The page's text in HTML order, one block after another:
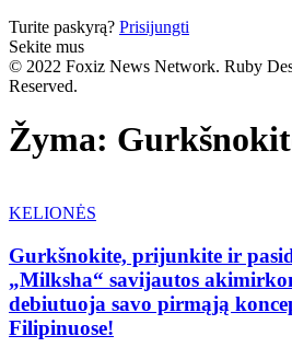
Turite paskyrą? Prisijungti
Sekite mus
© 2022 Foxiz News Network. Ruby
Reserved.
Žyma:
KELIONĖS
Gurkšnokite, prijunkite ir
„Milksha“ savijautos
debiutuoja savo pirmąją
Filipinuose!